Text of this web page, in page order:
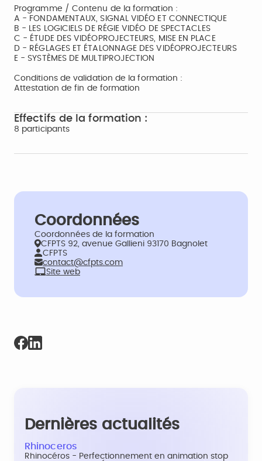
Programme / Contenu de la formation :
A - FONDAMENTAUX, SIGNAL VIDÉO ET CONNECTIQUE
B - LES LOGICIELS DE RÉGIE VIDÉO DE SPECTACLES
C - ÉTUDE DES VIDÉOPROJECTEURS, MISE EN PLACE
D - RÉGLAGES ET ÉTALONNAGE DES VIDÉOPROJECTEURS
E - SYSTÈMES DE MULTIPROJECTION
Conditions de validation de la formation :
Attestation de fin de formation
Effectifs de la formation :
8 participants
Coordonnées
Coordonnées de la formation
CFPTS 92, avenue Gallieni 93170 Bagnolet
CFPTS
contact@cfpts.com
Site web
Dernières actualités
Rhinoceros
Rhinocéros - Perfectionnement en animation stop